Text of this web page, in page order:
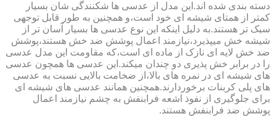
دسته بندی شده اند.این مدل از عدسی ها شکنندگی شان بسیار
کمتر از همتای شیشه ای خود است،و همچنین به طور قابل توجهی
سبک تر هستند.به دلیل اینکه این نوع عدسی ها بسیار آسان تر از
شیشه خش میپذیرد،نیازمند اعمال پوشش ضد خش هستند،پوشش
ضد خش لایه ای نازک از ماده ای است،که مقاومت این مدل عدسی
را در برابر خش پذیری دو چندان میکند.این عدسی ها همچون عدسی
های شیشه ای در نمره های بالا،از ضخامت بالایی نسبت به عدسی
های پلی کربنات برخوردارند.همچنین همانند عدسی های شیشه ای
برای جلوگیری از نفوذ اشعه فرابنفش به چشم نیازمند اعمال
پوشش ضد فرابنفش هستند.